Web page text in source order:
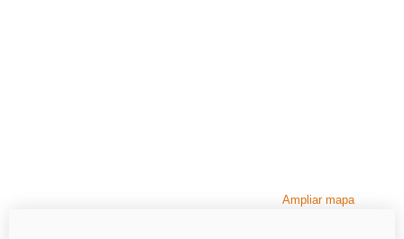
Ampliar mapa